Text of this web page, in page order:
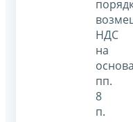
НДС
на
пп.
8
п.